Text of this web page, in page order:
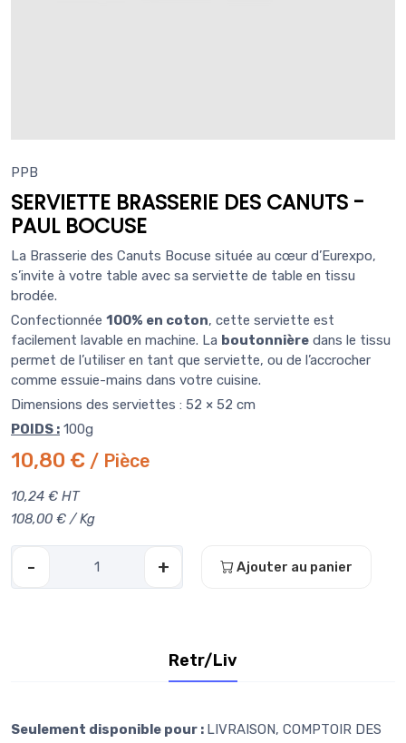
PPB
SERVIETTE BRASSERIE DES CANUTS -
PAUL BOCUSE
La Brasserie des Canuts Bocuse située au cœur d’Eurexpo,
s’invite à votre table avec sa serviette de table en tissu
brodée.
Confectionnée 100% en coton, cette serviette est
facilement lavable en machine. La boutonnière dans le tissu
permet de l’utiliser en tant que serviette, ou de l’accrocher
comme essuie-mains dans votre cuisine.
Dimensions des serviettes : 52 × 52 cm
POIDS : 100g
10,80 € / Pièce
10,24 € HT
108,00 € / Kg
- + Ajouter au panier
Retr/Liv
Seulement disponible pour : LIVRAISON, COMPTOIR DES